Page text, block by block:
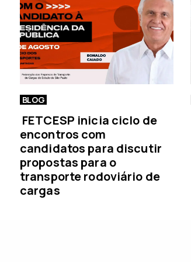
a
BLOG
FETCESP inicia ciclo de
encontros com
candidatos para discutir
propostas para o
transporte rodoviário de
cargas